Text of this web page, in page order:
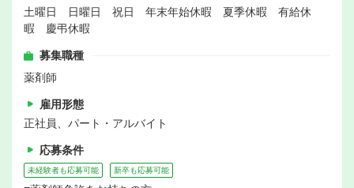
土曜日 日曜日 祝日 年末年始休暇 夏季休暇 有給休
暇 慶弔休暇
募集職種
薬剤師
雇用形態
正社員、パート・アルバイト
応募条件
未経験者も応募可能 新卒も応募可能